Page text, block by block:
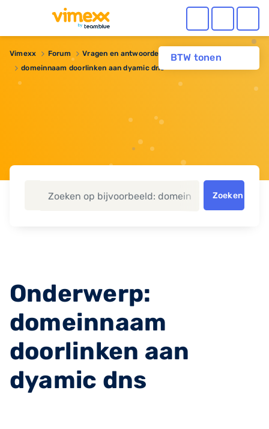
BTW tonen
Vimexx Forum Vragen en antwoorden
Domeinnaam
domeinnaam doorlinken aan dyamic dns
Zoeken
Onderwerp:
domeinnaam
doorlinken aan
dyamic dns